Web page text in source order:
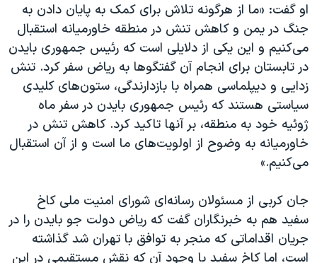
او گفت: «ما از هرگونه تلاش برای کمک به پایان دادن به
جنگ در یمن و کاهش تنش در منطقه خاورمیانه استقبال
می‌کنیم و این یکی از دلایلی است که رئیس جمهوری بایدن
در تابستان برای انجام آن گفتگوها به ریاض سفر کرد. تنش
زدایی و دیپلماسی همراه با بازدارندگی، ستون‌های کلیدی
سیاستی هستند که رئیس جمهوری بایدن در سفر ماه
ژوئیه خود به منطقه، بر آنها تاکید کرد. کاهش تنش در
خاورمیانه به وضوح از اولویت‌های ما است و از آن استقبال
می‌کنیم.»
جان کربی از مسئولان رسانه‌ای شورای امنیت ملی کاخ
سفید هم به خبرنگاران گفت که ریاض دولت جو بایدن را در
جریان اقداماتی که منجر به توافق با تهران شد گذاشته
است، اما کاخ سفید با وجود آن که نقش مستقیمی در این